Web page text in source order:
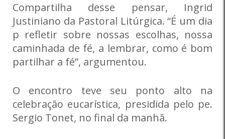
Compartilha desse pensar, Ingrid
Justiniano da Pastoral Litúrgica. “É um dia
p refletir sobre nossas escolhas, nossa
caminhada de fé, a lembrar, como é bom
partilhar a fé”, argumentou.
O encontro teve seu ponto alto na
celebração eucarística, presidida pelo pe.
Sergio Tonet, no final da manhã.